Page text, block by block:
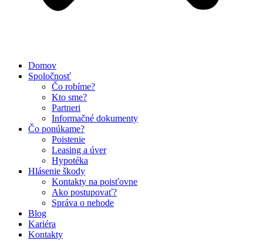
Domov
Spoločnosť
Čo robíme?
Kto sme?
Partneri
Informačné dokumenty
Čo ponúkame?
Poistenie
Leasing a úver
Hypotéka
Hlásenie škody
Kontakty na poisťovne
Ako postupovať?
Správa o nehode
Blog
Kariéra
Kontakty